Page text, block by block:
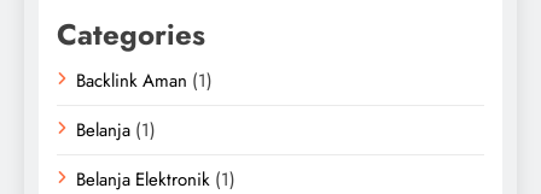
Categories
Backlink Aman (1)
Belanja (1)
Belanja Elektronik (1)